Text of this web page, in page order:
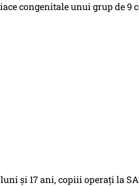
congenitale unui grup de 9
și 17 ani, copiii operați la